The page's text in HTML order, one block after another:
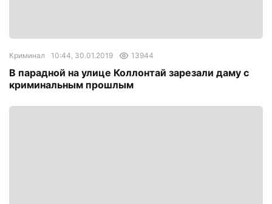
Криминал 10:44, 30.01.2019 13944
В парадной на улице Коллонтай зарезали даму с
криминальным прошлым